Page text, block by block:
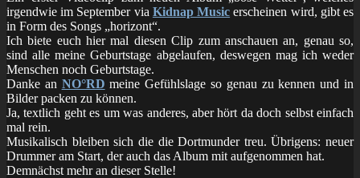
irgendwie im September via Kidnap Music erscheinen wird, gibt es
in Form des Songs „horizont“.
Ich biete euch hier mal diesen Clip zum anschauen an, genau so,
sind alle meine Geburtstage abgelaufen, deswegen mag ich weder
Menschen noch Geburtstage.
Danke an NO°RD meine Gefühlslage so genau zu kennen und in
Bilder packen zu können.
Ja, textlich geht es um was anderes, aber hört da doch selbst einfach
mal rein.
Musikalisch bleiben sich die die Dortmunder treu. Übrigens: neuer
Drummer am Start, der auch das Album mit aufgenommen hat.
Demnächst mehr an dieser Stelle!